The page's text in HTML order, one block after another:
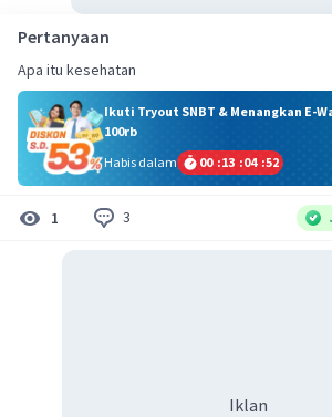
Pertanyaan
Apa itu kesehatan
Ikuti Tryout SNBT & Menangkan E-
100rb
Habis dalam
00 :13 :04 :52
1 3
Iklan